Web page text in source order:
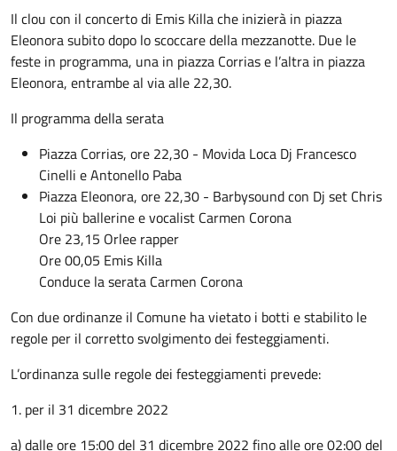
Il clou con il concerto di Emis Killa che inizierà in piazza
Eleonora subito dopo lo scoccare della mezzanotte. Due le
feste in programma, una in piazza Corrias e l’altra in piazza
Eleonora, entrambe al via alle 22,30.
Il programma della serata
Piazza Corrias, ore 22,30 - Movida Loca Dj Francesco
Cinelli e Antonello Paba
Piazza Eleonora, ore 22,30 - Barbysound con Dj set Chris
Loi più ballerine e vocalist Carmen Corona
Ore 23,15 Orlee rapper
Ore 00,05 Emis Killa
Conduce la serata Carmen Corona
Con due ordinanze il Comune ha vietato i botti e stabilito le
regole per il corretto svolgimento dei festeggiamenti.
L’ordinanza sulle regole dei festeggiamenti prevede:
1. per il 31 dicembre 2022
a) dalle ore 15:00 del 31 dicembre 2022 fino alle ore 02:00 del